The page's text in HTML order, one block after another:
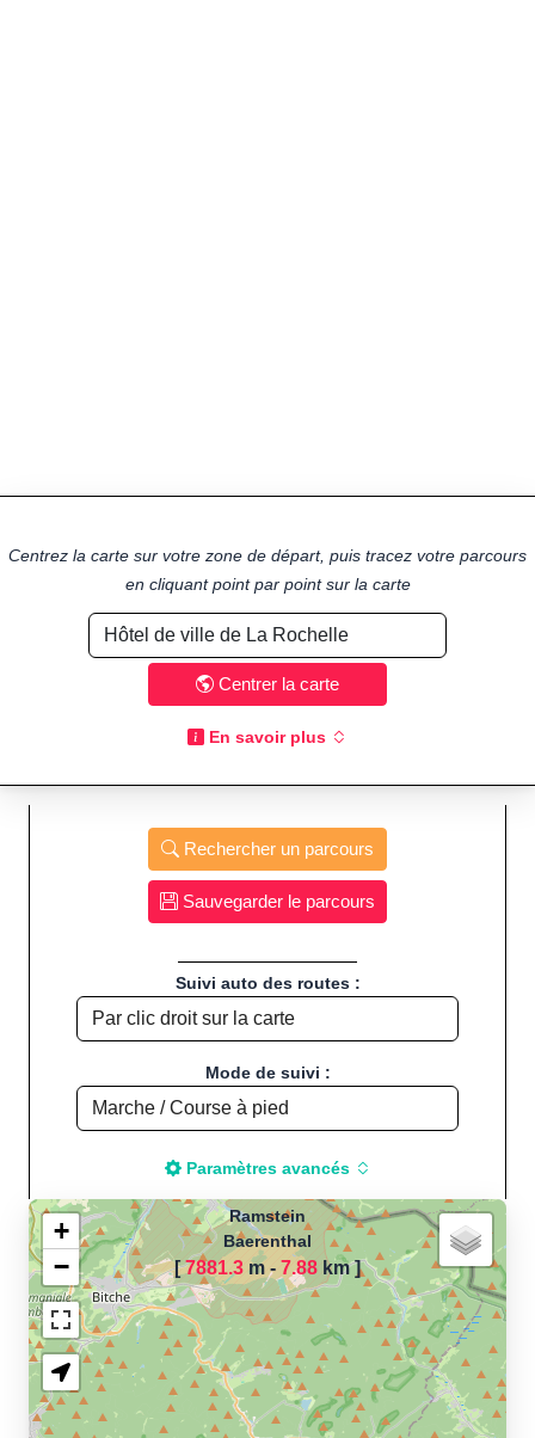
Centrez la carte sur votre zone de départ, puis tracez votre parcours
en cliquant point par point sur la carte
Centrer la carte
En savoir plus
Rechercher un parcours
Sauvegarder le parcours
Suivi auto des routes :
Mode de suivi :
Paramètres avancés
Chargement de la carte
pour calculer la distance
de votre parcours sportif
(Footing, Jogging, Course à
Ramstein
Baerenthal
[7881.3 m - 7.88 km]
+
−